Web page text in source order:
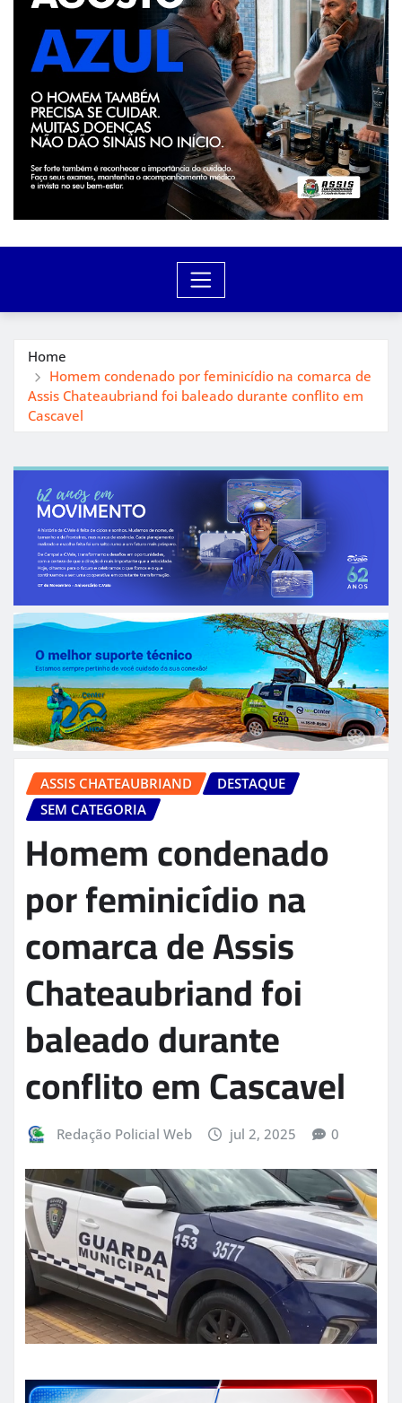
Home
Homem condenado por feminicídio na comarca de
Assis Chateaubriand foi baleado durante conflito em
Cascavel
ASSIS CHATEAUBRIAND
DESTAQUE
SEM CATEGORIA
Homem condenado
por feminicídio na
comarca de Assis
Chateaubriand foi
baleado durante
conflito em Cascavel
Redação Policial Web jul 2, 2025 0